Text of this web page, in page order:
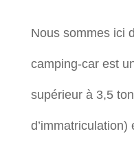
Nous sommes ici
camping-car est
supérieur à 3,5